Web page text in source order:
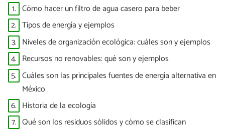
1. Cómo hacer un filtro de agua casero para beber
2. Tipos de energía y ejemplos
3. Niveles de organización ecológica: cuáles son y ejemplos
4. Recursos no renovables: qué son y ejemplos
5. Cuáles son las principales fuentes de energía alternativa en
México
6. Historia de la ecología
7. Qué son los residuos sólidos y cómo se clasifican